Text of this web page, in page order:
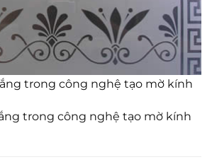
trong công nghệ tạo mờ kính
trong công nghệ tạo mờ kính